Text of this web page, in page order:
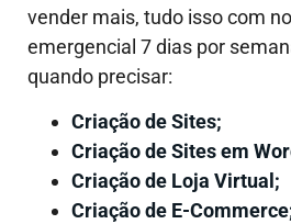
vender mais, tudo isso com
emergencial 7 dias por
quando precisar:
Criação de Sites;
Criação de Sites em
Criação de Loja Virtual;
Criação de E-